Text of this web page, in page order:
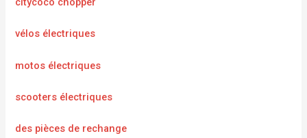
vélos électriques
motos électriques
scooters électriques
des pièces de rechange